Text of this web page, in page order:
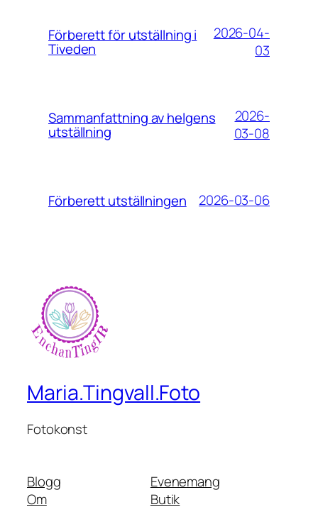
Förberett för utställning i
Tiveden
2026-04-
03
Sammanfattning av helgens
utställning
2026-
03-08
Förberett utställningen 2026-03-06
Maria.Tingvall.Foto
Fotokonst
Blogg
Om
Evenemang
Butik